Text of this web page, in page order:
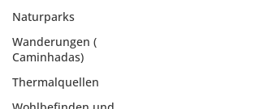
Naturparks
Wanderungen (
Caminhadas)
Thermalquellen